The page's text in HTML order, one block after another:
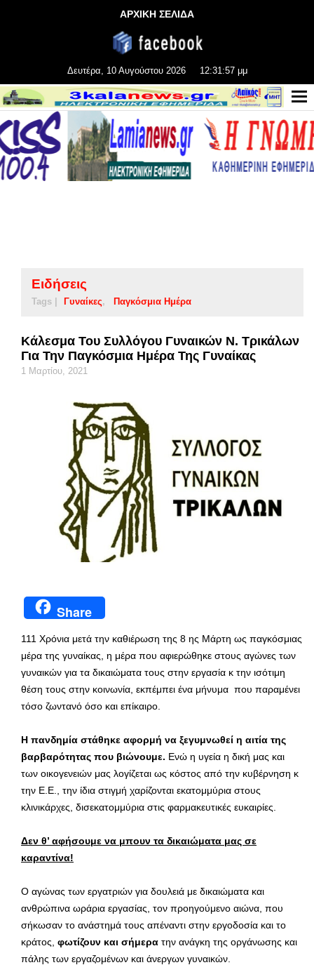
ΑΡΧΙΚΗ ΣΕΛΙΔΑ
Δευτέρα, 10 Αυγούστου 2026 12:31:58 μμ
Ειδήσεις
Tags | Γυναίκες Παγκόσμια Ημέρα
Κάλεσμα Του Συλλόγου Γυναικών Ν. Τρικάλων
Για Την Παγκόσμια Ημέρα Της Γυναίκας
1 Μαρτίου, 2021
Share
111 Χρόνια μετά την καθιέρωση της 8 ης Μάρτη ως παγκόσμιας
μέρα της γυναίκας, η μέρα που αφιερώθηκε στους αγώνες των
γυναικών για τα δικαιώματα τους στην εργασία κ την ισότιμη
θέση τους στην κοινωνία, εκπέμπει ένα μήνυμα που παραμένει
τόσο ζωντανό όσο και επίκαιρο.
Η πανδημία στάθηκε αφορμή να ξεγυμνωθεί η αιτία της
βαρβαρότητας που βιώνουμε. Ενώ η υγεία η δική μας και
των οικογενειών μας λογίζεται ως κόστος από την κυβέρνηση κ
την Ε.Ε., την ίδια στιγμή χαρίζονται εκατομμύρια στους
κλινικάρχες, δισεκατομμύρια στις φαρμακευτικές ευκαιρίες.
Δεν θ’ αφήσουμε να μπουν τα δικαιώματα μας σε
καραντίνα!
Ο αγώνας των εργατριών για δουλειά με δικαιώματα και
ανθρώπινα ωράρια εργασίας, τον προηγούμενο αιώνα, που
σήκωσαν το ανάστημά τους απέναντι στην εργοδοσία και το
κράτος, φωτίζουν και σήμερα την ανάγκη της οργάνωσης και
πάλης των εργαζομένων και άνεργων γυναικών.